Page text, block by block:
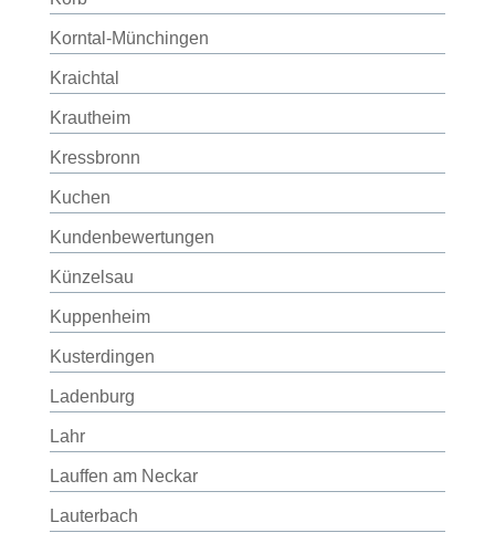
Korntal-Münchingen
Kraichtal
Krautheim
Kressbronn
Kuchen
Kundenbewertungen
Künzelsau
Kuppenheim
Kusterdingen
Ladenburg
Lahr
Lauffen am Neckar
Lauterbach